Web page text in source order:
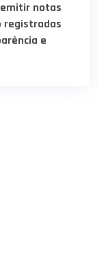
notas
registradas
e